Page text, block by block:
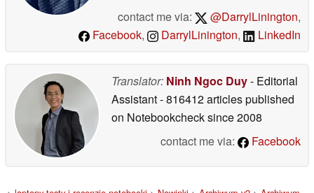
contact me via:
@DarrylLinington,
Facebook, DarrylLinington, LinkedIn
Translator: Ninh Ngoc Duy- Editorial
Assistant- 816412 articles published
on Notebookchecksince 2008
contact me via:
Facebook